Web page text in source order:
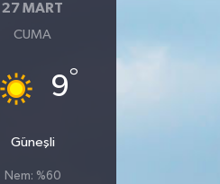
27 MART
CUMA
9°
Güneşli
Nem: %60